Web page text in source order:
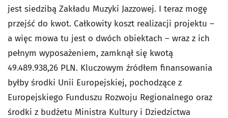
jest siedzibą Zakładu Muzyki Jazzowej. I teraz mogę
przejść do kwot. Całkowity koszt realizacji projektu –
a więc mowa tu jest o dwóch obiektach – wraz z ich
pełnym wyposażeniem, zamknął się kwotą
49.489.938,26 PLN. Kluczowym źródłem finansowania
byłby środki Unii Europejskiej, pochodzące z
Europejskiego Funduszu Rozwoju Regionalnego oraz
środki z budżetu Ministra Kultury i Dziedzictwa